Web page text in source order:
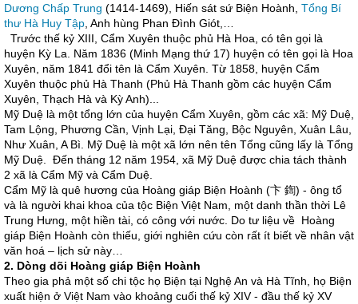
Dương Chấp Trung (1414-1469), Hiến sát sứ Biện Hoành, Tổng Bí
thư Hà Huy Tập , Anh hùng Phan Đình Giót,…
Trước thế kỷ XIII, Cẩm Xuyên thuộc phủ Hà Hoa, có tên gọi là
huyện Kỳ La. Năm 1836 (Minh Mạng thứ 17) huyện có tên gọi là Hoa
Xuyên, năm 1841 đổi tên là Cẩm Xuyên. Từ 1858, huyện Cẩm
Xuyên thuộc phủ Hà Thanh (Phủ Hà Thanh gồm các huyện Cẩm
Xuyên, Thạch Hà và Kỳ Anh)...
Mỹ Duệ là một tổng lớn của huyện Cẩm Xuyên, gồm các xã: Mỹ Duệ,
Tam Lộng, Phương Cần, Vịnh Lại, Đại Tăng, Bộc Nguyên, Xuân Lâu,
Như Xuân, A Bì. Mỹ Duệ là một xã lớn nên tên Tổng cũng lấy là Tổng
Mỹ Duệ. Đến tháng 12 năm 1954, xã Mỹ Duệ được chia tách thành
2 xã là Cẩm Mỹ và Cẩm Duệ.
Cẩm Mỹ là quê hương của Hoàng giáp Biện Hoành (卞 鍧) - ông tổ
và là người khai khoa của tộc Biện Việt Nam, một danh thần thời Lê
Trung Hưng, một hiền tài, có công với nước. Do tư liệu về Hoàng
giáp Biện Hoành còn thiếu, giới nghiên cứu còn rất ít biết về nhân vật
văn hoá – lịch sử này…
2. Dòng dõi Hoàng giáp Biện Hoành
Theo gia phả một số chi tộc họ Biện tại Nghệ An và Hà Tĩnh, họ Biện
xuất hiện ở Việt Nam vào khoảng cuối thế kỷ XIV - đầu thế kỷ XV